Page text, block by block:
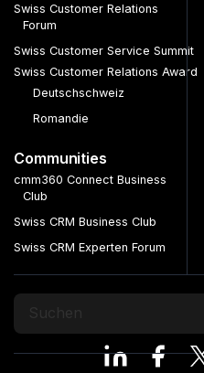
Swiss Customer Relations
Forum
Swiss Customer Service Summit
Swiss Customer Relations Award
Deutschschweiz
Romandie
Communities
cmm360 Connect Business
Club
Swiss CRM Business Club
Swiss CRM Experten Forum